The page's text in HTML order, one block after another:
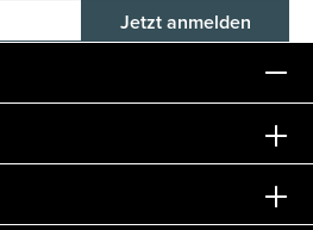
E-Mail-Adresse